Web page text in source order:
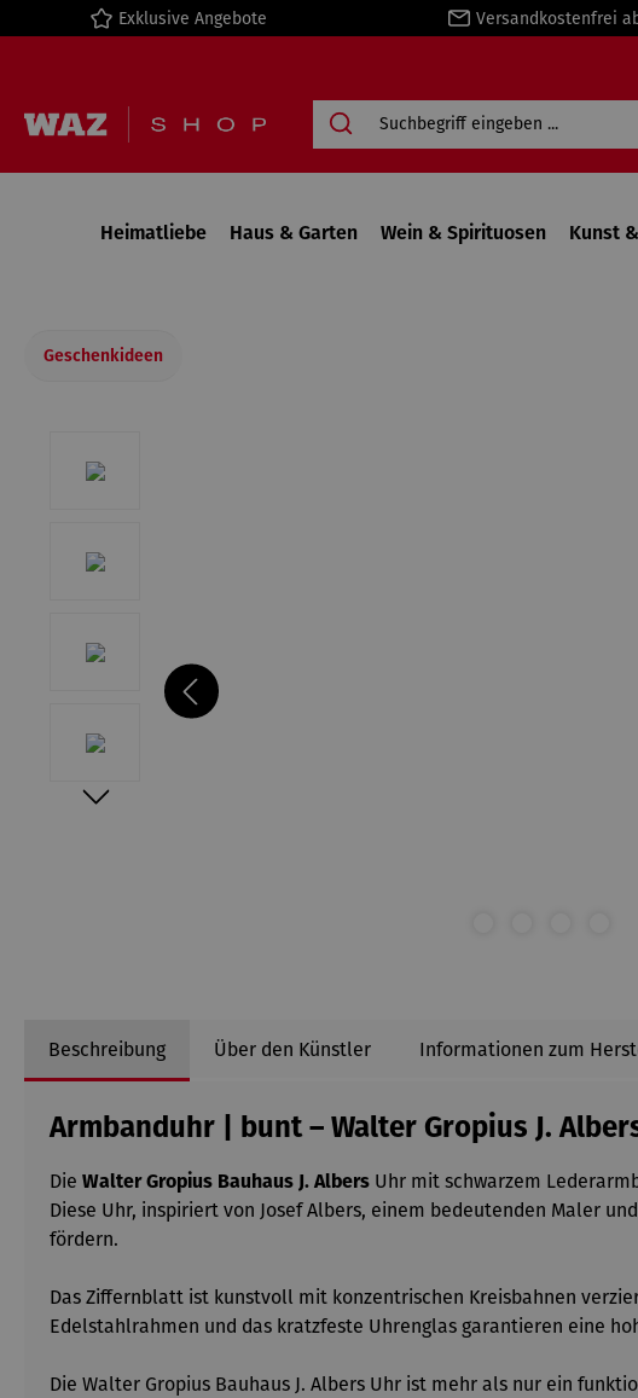
Zur Hauptnavigation springen
Exklusive Angebote Versandkostenfrei
Heimatliebe Haus & Garten Wein & Spirituosen Kunst
Geschenkideen
Beschreibung Über den Künstler Informationen zum
Armbanduhr | bunt – Walter Gropius J.
Die Walter Gropius Bauhaus J. Albers Uhr mit schwarzem
Diese Uhr, inspiriert von Josef Albers, einem bedeutenden Maler
fördern.
Das Ziffernblatt ist kunstvoll mit konzentrischen Kreisbahnen
Edelstahlrahmen und das kratzfeste Uhrenglas garantieren eine
Die Walter Gropius Bauhaus J. Albers Uhr ist mehr als nur ein